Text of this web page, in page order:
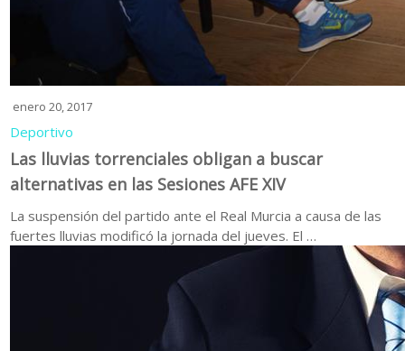
enero 20, 2017
Deportivo
Las lluvias torrenciales obligan a buscar
alternativas en las Sesiones AFE XIV
La suspensión del partido ante el Real Murcia a causa de las
fuertes lluvias modificó la jornada del jueves. El …